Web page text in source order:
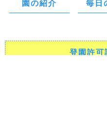
園の紹介 毎日
登園許可